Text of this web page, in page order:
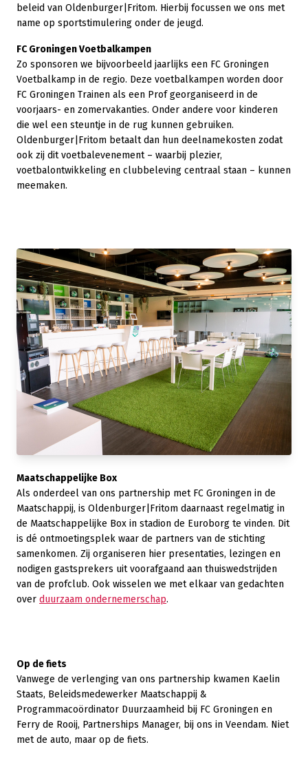
beleid van Oldenburger|Fritom. Hierbij focussen we ons met
name op sportstimulering onder de jeugd.
FC Groningen Voetbalkampen
Zo sponsoren we bijvoorbeeld jaarlijks een FC Groningen
Voetbalkamp in de regio. Deze voetbalkampen worden door
FC Groningen Trainen als een Prof georganiseerd in de
voorjaars- en zomervakanties. Onder andere voor kinderen
die wel een steuntje in de rug kunnen gebruiken.
Oldenburger|Fritom betaalt dan hun deelnamekosten zodat
ook zij dit voetbalevenement – waarbij plezier,
voetbalontwikkeling en clubbeleving centraal staan – kunnen
meemaken.
Maatschappelijke Box
Als onderdeel van ons partnership met FC Groningen in de
Maatschappij, is Oldenburger|Fritom daarnaast regelmatig in
de Maatschappelijke Box in stadion de Euroborg te vinden. Dit
is dé ontmoetingsplek waar de partners van de stichting
samenkomen. Zij organiseren hier presentaties, lezingen en
nodigen gastsprekers uit voorafgaand aan thuiswedstrijden
van de profclub. Ook wisselen we met elkaar van gedachten
over duurzaam ondernemerschap.
Op de fiets
Vanwege de verlenging van ons partnership kwamen Kaelin
Staats, Beleidsmedewerker Maatschappij &
Programmacoördinator Duurzaamheid bij FC Groningen en
Ferry de Rooij, Partnerships Manager, bij ons in Veendam. Niet
met de auto, maar op de fiets.